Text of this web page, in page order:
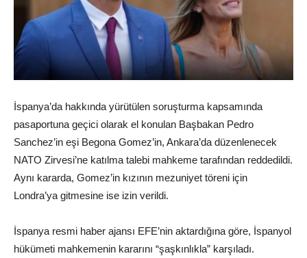
İspanya’da hakkında yürütülen soruşturma kapsamında
pasaportuna geçici olarak el konulan Başbakan Pedro
Sanchez’in eşi Begona Gomez’in, Ankara’da düzenlenecek
NATO Zirvesi’ne katılma talebi mahkeme tarafından reddedildi.
Aynı kararda, Gomez’in kızının mezuniyet töreni için
Londra’ya gitmesine ise izin verildi.
İspanya resmi haber ajansı EFE’nin aktardığına göre, İspanyol
hükümeti mahkemenin kararını “şaşkınlıkla” karşıladı.